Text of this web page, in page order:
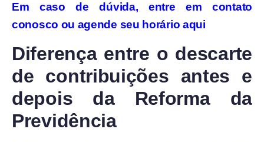
Em caso de dúvida, entre em contato
conosco ou agende seu horário aqui
Diferença entre o descarte
de contribuições antes e
depois da Reforma da
Previdência